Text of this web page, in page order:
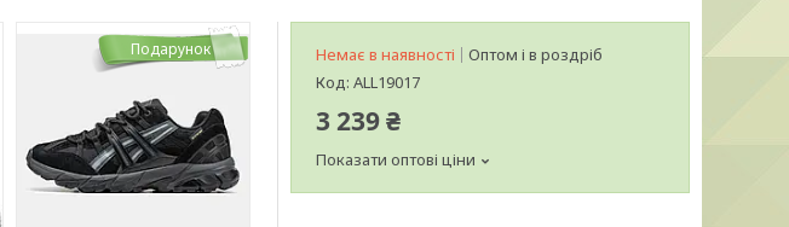
Подарунок Немає в наявності
Оптом і в роздріб
Код: ALL19017
3 239 ₴
Показати оптові ціни